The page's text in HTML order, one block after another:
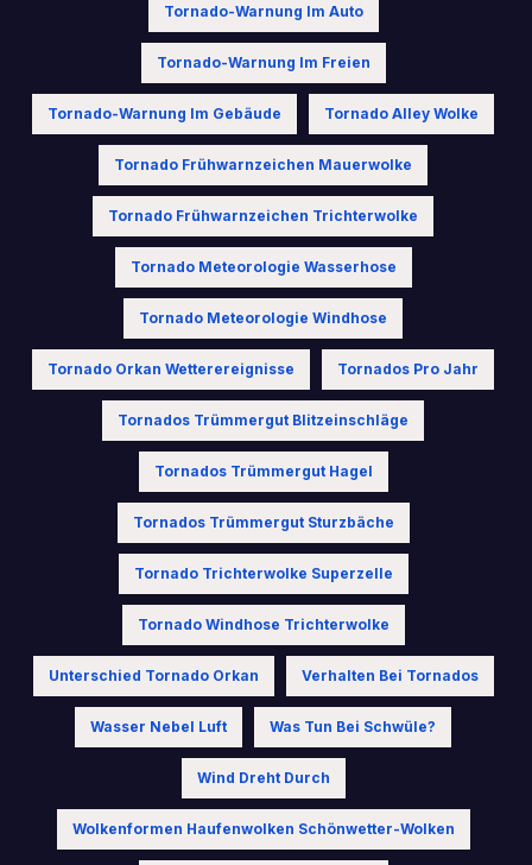
Tornado-Warnung Im Auto
Tornado-Warnung Im Freien
Tornado-Warnung Im Gebäude Tornado Alley Wolke
Tornado Frühwarnzeichen Mauerwolke
Tornado Frühwarnzeichen Trichterwolke
Tornado Meteorologie Wasserhose
Tornado Meteorologie Windhose
Tornado Orkan Wetterereignisse Tornados Pro Jahr
Tornados Trümmergut Blitzeinschläge
Tornados Trümmergut Hagel
Tornados Trümmergut Sturzbäche
Tornado Trichterwolke Superzelle
Tornado Windhose Trichterwolke
Unterschied Tornado Orkan Verhalten Bei Tornados
Wasser Nebel Luft Was Tun Bei Schwüle?
Wind Dreht Durch
Wolkenformen Haufenwolken Schönwetter-Wolken